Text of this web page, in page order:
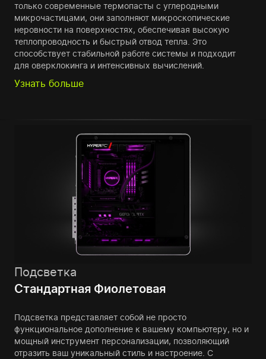
только современные термопасты с углеродными
микрочастицами, они заполняют микроскопические
неровности на поверхностях, обеспечивая высокую
теплопроводность и быстрый отвод тепла. Это
способствует стабильной работе системы и подходит
для оверклокинга и интенсивных вычислений.
Узнать больше
Подсветка
Стандартная Фиолетовая
Подсветка представляет собой не просто
функциональное дополнение к вашему компьютеру, но и
мощный инструмент персонализации, позволяющий
отразить ваш уникальный стиль и настроение. С